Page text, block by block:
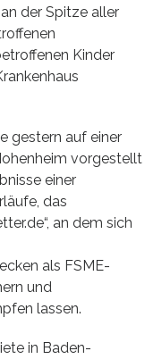
der Spitze aller
Kinder
gestern auf einer
vorgestellt
einer
das
an dem sich
als FSME-
und
lassen.
in Baden-